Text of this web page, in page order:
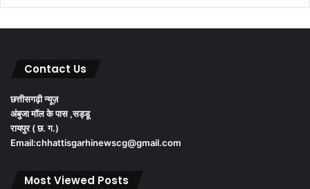
Contact Us
छत्तीसगढ़ी न्यूज़
अंबुजा मॉल के पास ,सड्डू
रायपुर ( छ. ग.)
Email:chhattisgarhinewscg@gmail.com
Most Viewed Posts